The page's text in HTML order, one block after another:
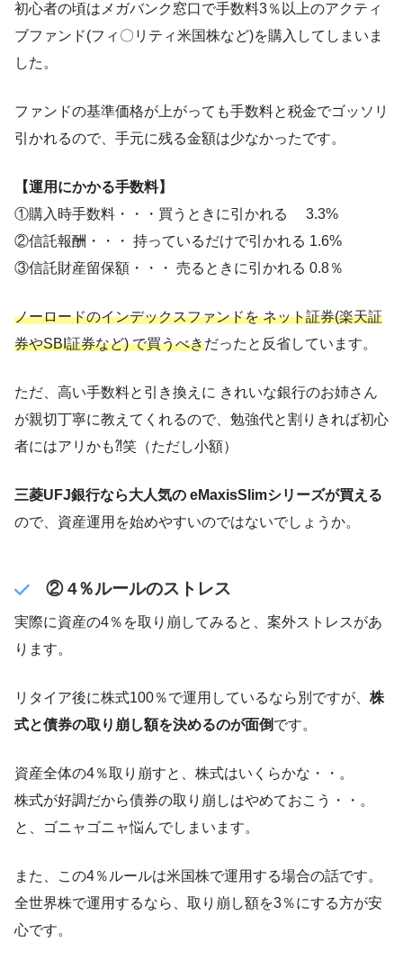
初心者の頃はメガバンク窓口で手数料3％以上のアクティ
ブファンド(フィ〇リティ米国株など)を購入してしまいま
した。
ファンドの基準価格が上がっても手数料と税金でゴッソリ
引かれるので、手元に残る金額は少なかったです。
【運用にかかる手数料】
①購入時手数料・・・買うときに引かれる 3.3%
②信託報酬・・・ 持っているだけで引かれる 1.6%
③信託財産留保額・・・ 売るときに引かれる 0.8％
ノーロードのインデックスファンドを ネット証券(楽天証
券やSBI証券など) で買うべきだったと反省しています。
ただ、高い手数料と引き換えに きれいな銀行のお姉さん
が親切丁寧に教えてくれるので、勉強代と割りきれば初心
者にはアリかも⁈笑（ただし小額）
三菱UFJ銀行なら大人気の eMaxisSlimシリーズが買える
ので、資産運用を始めやすいのではないでしょうか。
② 4％ルールのストレス
実際に資産の4％を取り崩してみると、案外ストレスがあ
ります。
リタイア後に株式100％で運用しているなら別ですが、 株
式と債券の取り崩し額を決めるのが面倒です。
資産全体の4％取り崩すと、株式はいくらかな・・。
株式が好調だから債券の取り崩しはやめておこう・・。
と、ゴニャゴニャ悩んでしまいます。
また、この4％ルールは米国株で運用する場合の話です。
全世界株で運用するなら、取り崩し額を3％にする方が安
心です。